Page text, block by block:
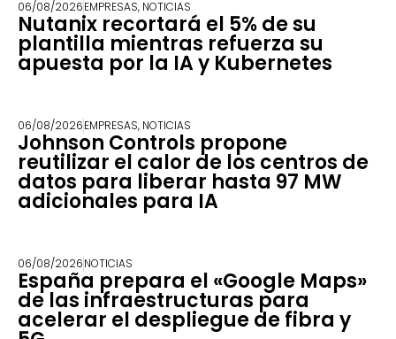
06/08/2026EMPRESAS, NOTICIAS
Nutanix recortará el 5% de su
plantilla mientras refuerza su
apuesta por la IA y Kubernetes
06/08/2026EMPRESAS, NOTICIAS
Johnson Controls propone
reutilizar el calor de los centros de
datos para liberar hasta 97 MW
adicionales para IA
06/08/2026NOTICIAS
España prepara el «Google Maps»
de las infraestructuras para
acelerar el despliegue de fibra y